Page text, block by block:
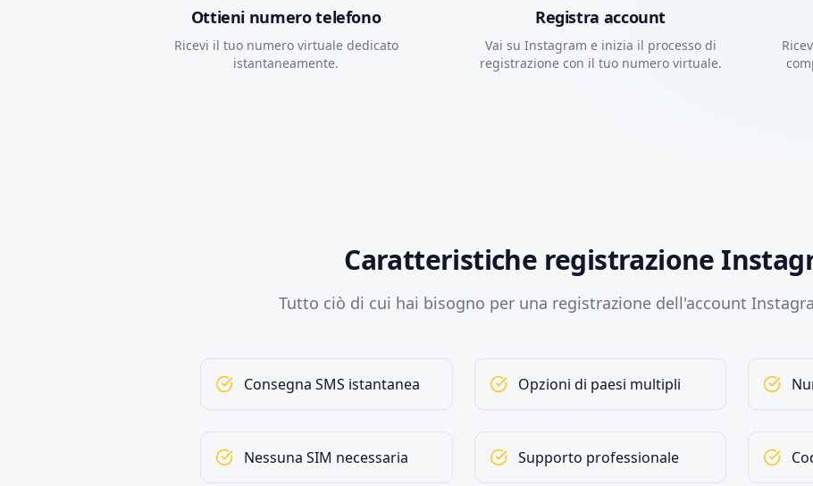
Ottieni numero telefono
Ricevi il tuo numero virtuale dedicato
istantaneamente.
Registra account
Vai su Instagram e inizia il processo di
registrazione con il tuo numero virtuale.
Caratteristiche registrazione
Tutto ciò di cui hai bisogno per una registrazione dell'account
Consegna SMS istantanea Opzioni di paesi multipli
Nessuna SIM necessaria Supporto professionale